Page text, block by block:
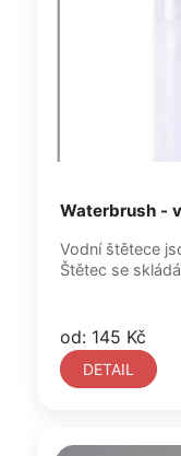
Waterbrush -
Vodní štětece
Štětec se
od: 145 Kč
DETAIL